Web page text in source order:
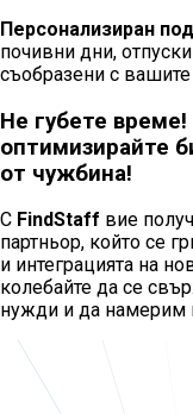
Персонализиран
почивни дни,
съобразени с
Не губете
оптимизирайте
от чужбина!
С FindStaff вие
партньор, който се
и интеграцията на
колебайте да се
нужди и да намерим